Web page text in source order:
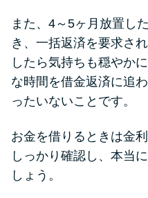
また、4～5ヶ月放置し
き、一括返済を要求さ
したら気持ちも穏やか
な時間を借金返済に追
ったいないことです。
お金を借りるときは金
しっかり確認し、本当
しょう。